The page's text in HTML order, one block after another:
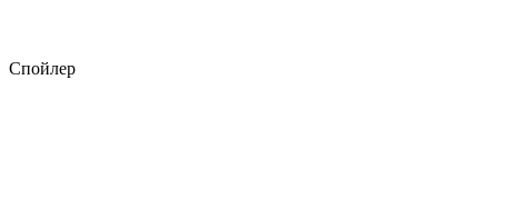
Спойлер